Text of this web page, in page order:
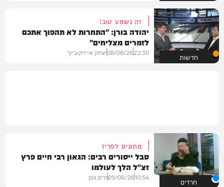
חדשות
זה נשמע טוב!
יהודה בורן: "התחרות לא תהפוך אתכם
לזמרים מצליחים"
22:30
08/08/26יצחק אייזיקוביץ'
חרדים
מתוניס לפריז
סבל ייסורים רבים: הגאון רבי חיים פרץ
זצ"ל הלך לעולמו
10:54
09/08/26חיים גפן